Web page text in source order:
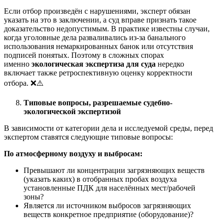
Если отбор произведён с нарушениями, эксперт обязан
указать на это в заключении, а суд вправе признать такое
доказательство недопустимым. В практике известны случаи,
когда уголовные дела разваливались из-за банального
использования немаркированных банок или отсутствия
подписей понятых. Поэтому в сложных спорах
именно экологическая экспертиза для суда нередко
включает также ретроспективную оценку корректности
отбора. ❌⚠️
Типовые вопросы, разрешаемые судебно-
экологической экспертизой
В зависимости от категории дела и исследуемой среды, перед
экспертом ставятся следующие типовые вопросы:
По атмосферному воздуху и выбросам:
Превышают ли концентрации загрязняющих веществ
(указать каких) в отобранных пробах воздуха
установленные ПДК для населённых мест/рабочей
зоны?
Является ли источником выбросов загрязняющих
веществ конкретное предприятие (оборудование)?